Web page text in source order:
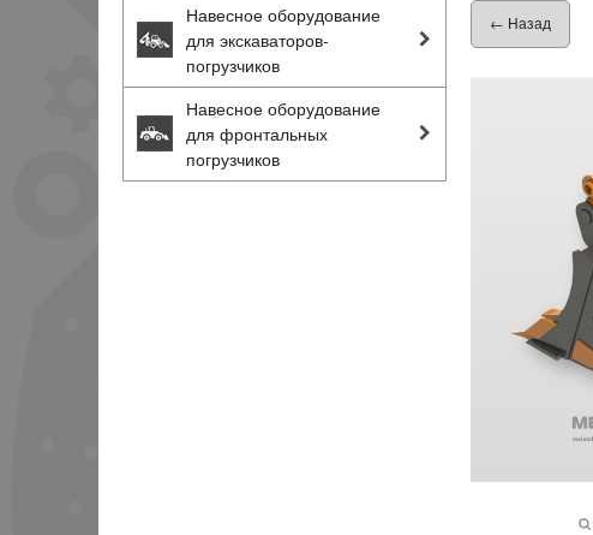
Навесное оборудование
для экскаваторов-
погрузчиков
Навесное оборудование
для фронтальных
погрузчиков
← Назад